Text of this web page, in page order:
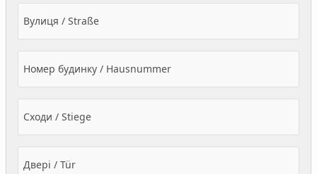
Вулиця / Straße
Номер будинку / Hausnummer
Сходи / Stiege
Двері / Tür